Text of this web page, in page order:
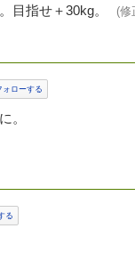
目指せ＋30kg。
(修
ォローする
。
る